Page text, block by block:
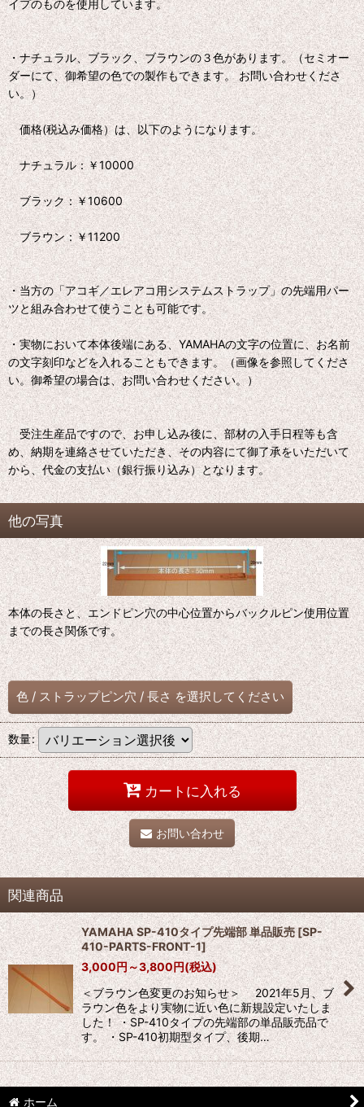
イプのものを使用しています。
・ナチュラル、ブラック、ブラウンの３色があります。（セミオー
ダーにて、御希望の色での製作もできます。 お問い合わせくださ
い。）
価格(税込み価格）は、以下のようになります。
ナチュラル：￥10000
ブラック：￥10600
ブラウン：￥11200
・当方の「アコギ／エレアコ用システムストラップ」の先端用パー
ツと組み合わせて使うことも可能です。
・実物において本体後端にある、YAMAHAの文字の位置に、お名前
の文字刻印などを入れることもできます。（画像を参照してくださ
い。御希望の場合は、お問い合わせください。）
受注生産品ですので、お申し込み後に、部材の入手日程等も含
め、納期を連絡させていただき、その内容にて御了承をいただいて
から、代金の支払い（銀行振り込み）となります。
他の写真
本体の長さと、エンドピン穴の中心位置からバックルピン使用位置
までの長さ関係です。
色 / ストラップピン穴 / 長さ を選択してください
数量:
カートに入れる
お問い合わせ
関連商品
YAMAHA SP-410タイプ先端部 単品販売 [SP-
410-PARTS-FRONT-1]
3,000円～3,800円(税込)
＜ブラウン色変更のお知らせ＞ 2021年5月、ブ
ラウン色をより実物に近い色に新規設定いたしま
した！ ・SP-410タイプの先端部の単品販売品で
す。 ・SP-410初期型タイプ、後期…
ホーム